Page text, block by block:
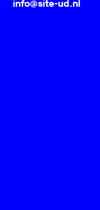
info@site-ud.nl